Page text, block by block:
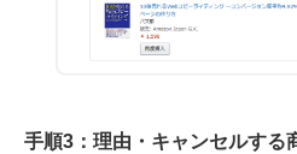
手順3：理由・キャンセルする